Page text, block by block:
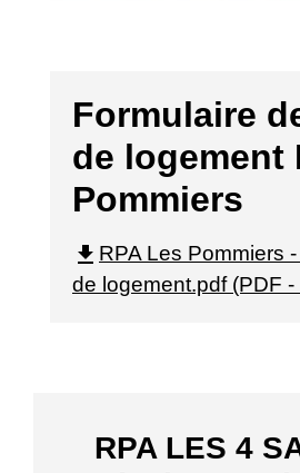
Formulaire
de logement
Pommiers
file_download RPA Les Pommiers
de logement.pdf (PDF
RPA LES 4